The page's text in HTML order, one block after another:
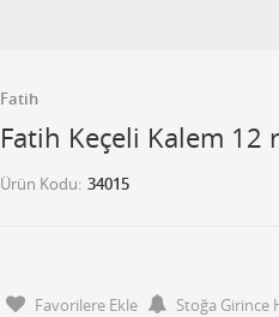
Fatih
Fatih Keçeli Kalem 12
Ürün Kodu 34015
Favorilere Ekle
Stoğa Girince